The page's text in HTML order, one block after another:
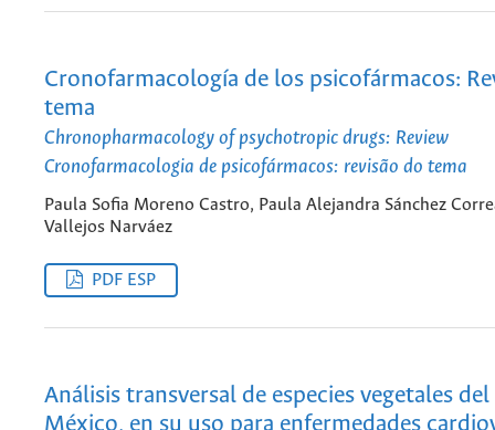
Cronofarmacología de los psicofármacos:
tema
Chronopharmacology of psychotropic drugs: Review
Cronofarmacologia de psicofármacos: revisão do tema
Paula Sofia Moreno Castro, Paula Alejandra Sánchez
Vallejos Narváez
PDF ESP
Análisis transversal de especies vegetales